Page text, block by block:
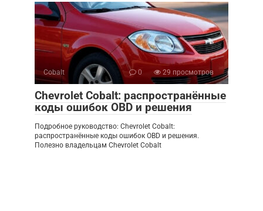
Cobalt 0 29 просмотров
Chevrolet Cobalt: распространённые
коды ошибок OBD и решения
Подробное руководство: Chevrolet Cobalt:
распространённые коды ошибок OBD и решения.
Полезно владельцам Chevrolet Cobalt